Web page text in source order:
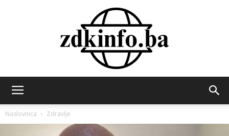
Naslovnica Zdravlje